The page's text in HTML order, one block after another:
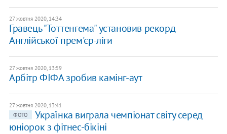
27 жовтня 2020, 14:34
Гравець "Тоттенгема" установив рекорд
Англійської прем'єр-ліги
27 жовтня 2020, 13:59
Арбітр ФІФА зробив камінг-аут
27 жовтня 2020, 13:41
ФОТО
Українка виграла чемпіонат світу серед
юніорок з фітнес-бікіні